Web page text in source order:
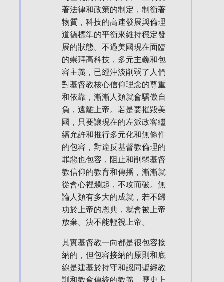
著法律和政策的制定，制衡著
物質，科技的高速發展與倫理
道德標準的平衡來維持穩定發
展的狀態。不過美國現在面臨
的崇拜高科技，多元主義和包
容主義，已經沖淡削弱了人們
對基督教核心信仰理念的尊重
和依靠，漸漸人類就會驕傲自
負，遠離上帝。若是要摧毀美
國，只要讓現在的左派政客繼
續允許和推行多元化和無條件
的包容，對違反基督教倫理的
罪惡也包容，阻止和削弱基督
教信仰的教育和傳播，漸漸就
從會心裡爛起，不攻而破。無
論人類有多大的成就，若不歸
功於上帝的恩典，就會被上帝
放棄。決不能輕視上帝。
其實基督教一向都是很包容接
納的，但包容接納的原則和底
線是建基於持守和認同聖經教
訓和教會傳統的教義。歷史上